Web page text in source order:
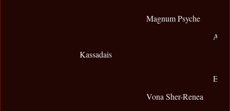
Kassadais
Magnum Psyche
A
Vona Sher-Renea
El